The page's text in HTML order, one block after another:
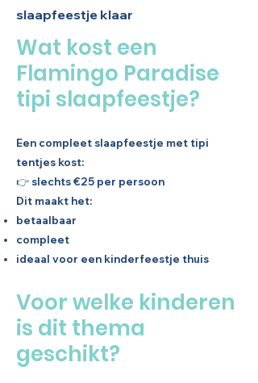
slaapfeestje klaar
Wat kost een
Flamingo Paradise
tipi slaapfeestje?
Een compleet slaapfeestje met tipi
tentjes kost:
👉 slechts €25 per persoon
Dit maakt het:
betaalbaar
compleet
ideaal voor een kinderfeestje thuis
Voor welke kinderen
is dit thema
geschikt?